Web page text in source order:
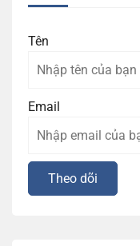
Tên
Email